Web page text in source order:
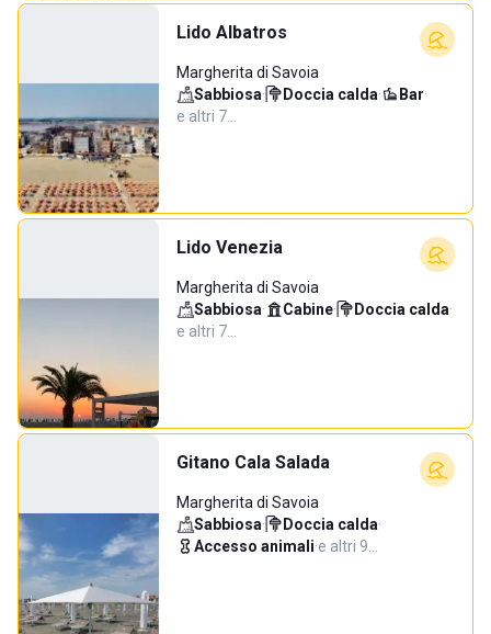
Lido Albatros
Margherita di Savoia
Sabbiosa· Doccia calda· Bar·
e altri 7…
Lido Venezia
Margherita di Savoia
Sabbiosa· Cabine· Doccia calda·
e altri 7…
Gitano Cala Salada
Margherita di Savoia
Sabbiosa· Doccia calda·
Accesso animali·e altri 9…